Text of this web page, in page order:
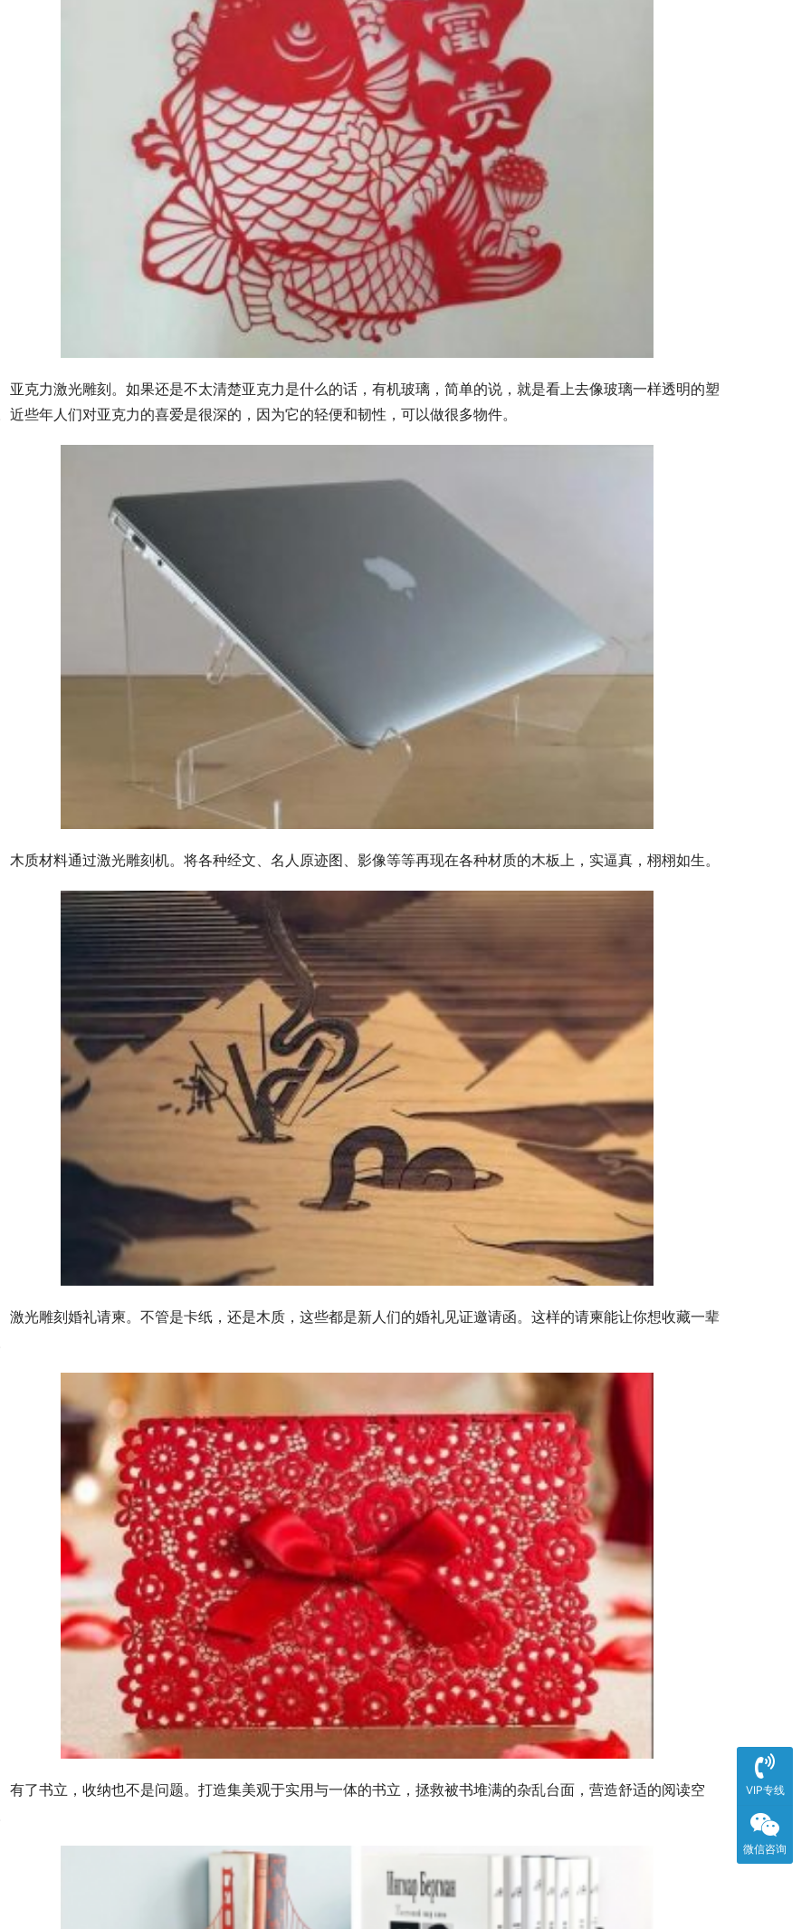
亚克力激光雕刻。如果还是不太清楚亚克力是什么的话，有机玻璃，简单的说，就是看上去像玻璃一样透明的塑
近些年人们对亚克力的喜爱是很深的，因为它的轻便和韧性，可以做很多物件。
木质材料通过激光雕刻机。将各种经文、名人原迹图、影像等等再现在各种材质的木板上，实逼真，栩栩如生。
激光雕刻婚礼请柬。不管是卡纸，还是木质，这些都是新人们的婚礼见证邀请函。这样的请柬能让你想收藏一辈
有了书立，收纳也不是问题。打造集美观于实用与一体的书立，拯救被书堆满的杂乱台面，营造舒适的阅读空
VIP专线
微信咨询